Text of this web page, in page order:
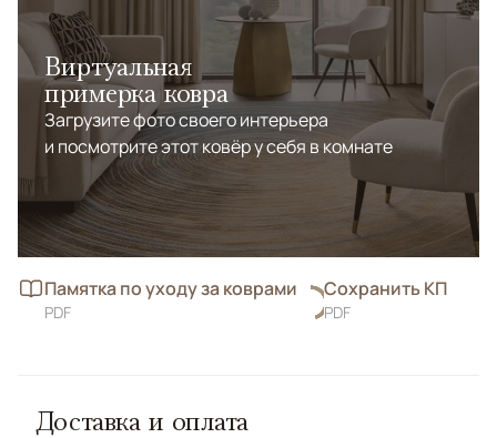
Виртуальная
примерка ковра
Загрузите фото своего интерьера
и посмотрите этот ковёр у себя в комнате
Памятка по уходу за коврами
PDF
Сохранить КП
PDF
Доставка и оплата